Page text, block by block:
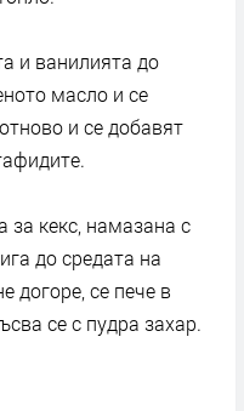
и ванилията до
масло и се
и се добавят
за кекс, намазана с
до средата на
догоре, се пече в
се с пудра захар.